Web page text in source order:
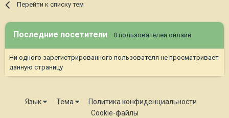
Перейти к списку тем
Последние посетители 0 пользователей онлайн
Ни одного зарегистрированного пользователя не просматривает
данную страницу
Язык Тема
Политика конфиденциальности
Cookie-файлы